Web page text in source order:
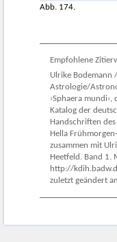
Abb. 174.
Empfohlene
Ulrike Bodemann
Astrologie/
›Sphaera
Katalog der
Handschriften
Hella
zusammen mit
Heetfeld. Band 1.
http://
zuletzt geändert